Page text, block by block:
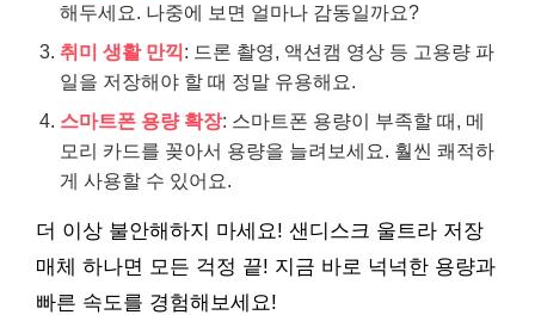
해두세요. 나중에 보면 얼마나 감동일까요?
취미 생활 만끽: 드론 촬영, 액션캠 영상 등 고용량 파
일을 저장해야 할 때 정말 유용해요.
스마트폰 용량 확장: 스마트폰 용량이 부족할 때, 메
모리 카드를 꽂아서 용량을 늘려보세요. 훨씬 쾌적하
게 사용할 수 있어요.
더 이상 불안해하지 마세요! 샌디스크 울트라 저장
매체 하나면 모든 걱정 끝! 지금 바로 넉넉한 용량과
빠른 속도를 경험해보세요!